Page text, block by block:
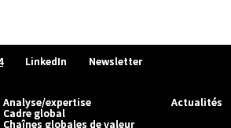
LinkedIn Newsletter
Analyse/expertise
Cadre global
Chaînes globales de valeur
Actualités